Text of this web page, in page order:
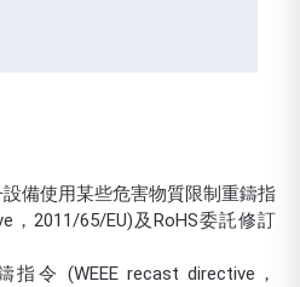
備使用某些危害物質限制重鑄指
，2011/65/EU)及RoHS委託修訂
令 (WEEE recast directive，